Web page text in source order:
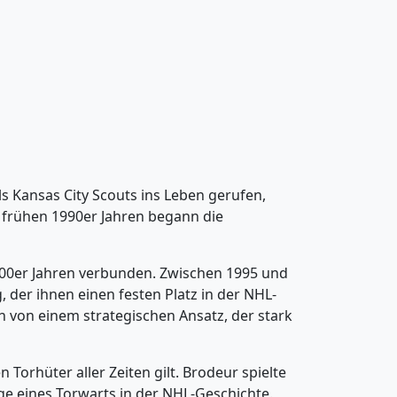
City Scouts ins Leben gerufen,
1990er Jahren begann die
Jahren verbunden. Zwischen 1995 und
der ihnen einen festen Platz in der NHL-
von einem strategischen Ansatz, der stark
Torhüter aller Zeiten gilt. Brodeur spielte
eines Torwarts in der NHL-Geschichte.